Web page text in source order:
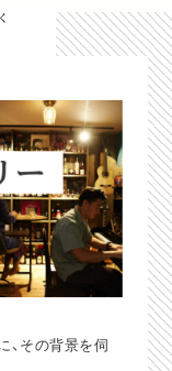
、その背景を伺